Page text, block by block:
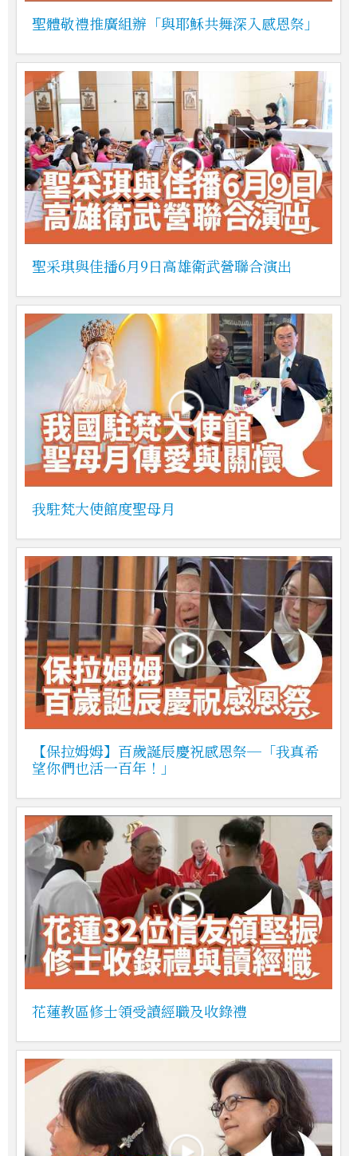
聖體敬禮推廣組辦「與耶穌共舞深入感恩祭」
聖采琪與佳播6月9日高雄衛武營聯合演出
我駐梵大使館度聖母月
【保拉姆姆】百歲誕辰慶祝感恩祭─「我真希
望你們也活一百年！」
花蓮教區修士領受讀經職及收錄禮